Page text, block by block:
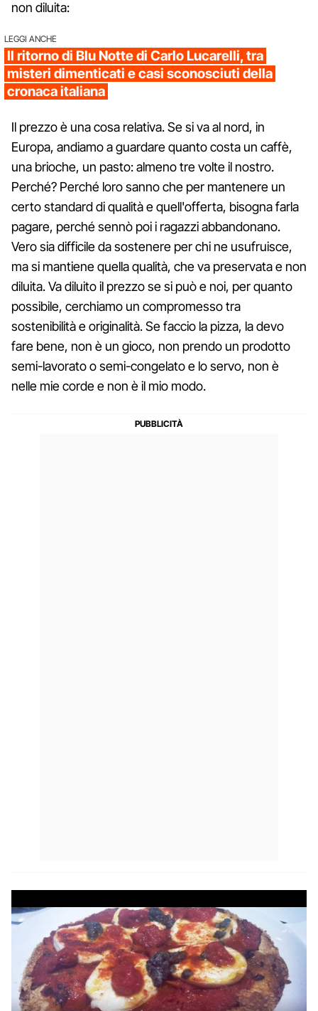
non diluita:
LEGGI ANCHE
Il ritorno di Blu Notte di Carlo Lucarelli, tra
misteri dimenticati e casi sconosciuti della
cronaca italiana
Il prezzo è una cosa relativa. Se si va al nord, in
Europa, andiamo a guardare quanto costa un caffè,
una brioche, un pasto: almeno tre volte il nostro.
Perché? Perché loro sanno che per mantenere un
certo standard di qualità e quell'offerta, bisogna farla
pagare, perché sennò poi i ragazzi abbandonano.
Vero sia difficile da sostenere per chi ne usufruisce,
ma si mantiene quella qualità, che va preservata e non
diluita. Va diluito il prezzo se si può e noi, per quanto
possibile, cerchiamo un compromesso tra
sostenibilità e originalità. Se faccio la pizza, la devo
fare bene, non è un gioco, non prendo un prodotto
semi-lavorato o semi-congelato e lo servo, non è
nelle mie corde e non è il mio modo.